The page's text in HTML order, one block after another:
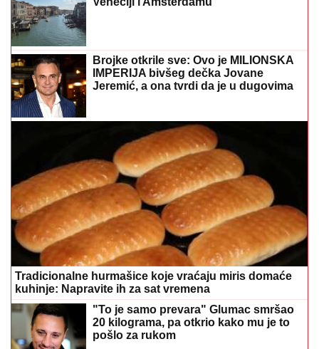
Brojke otkrile sve: Ovo je MILIONSKA
IMPERIJA bivšeg dečka Jovane
Jeremić, a ona tvrdi da je u dugovima
Tradicionalne hurmašice koje vraćaju miris domaće
kuhinje: Napravite ih za sat vremena
"To je samo prevara" Glumac smršao
20 kilograma, pa otkrio kako mu je to
pošlo za rukom